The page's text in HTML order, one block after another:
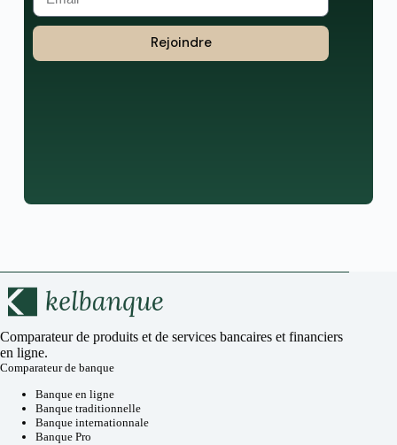
Rejoindre
Comparateur de produits et de services bancaires et financiers
en ligne.
Comparateur de banque
Banque en ligne
Banque traditionnelle
Banque internationnale
Banque Pro